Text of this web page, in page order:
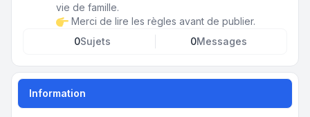
vie de famille.
Merci de lire les règles avant de publier.
0Sujets 0Messages
Information